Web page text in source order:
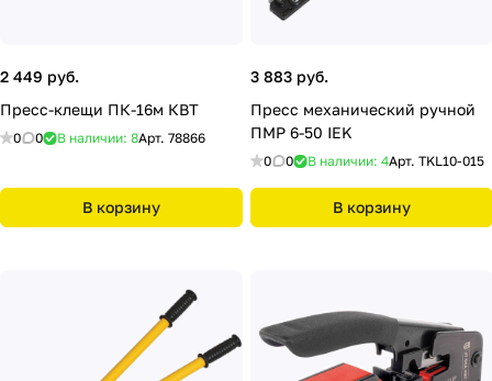
2 449 руб.
Пресс-клещи ПК-16м КВТ
0 0 В наличии: 8Арт. 78866
В корзину
3 883 руб.
Пресс механический ручной
ПМР 6-50 IEK
0 0 В наличии: 4Арт. TKL10-015
В корзину